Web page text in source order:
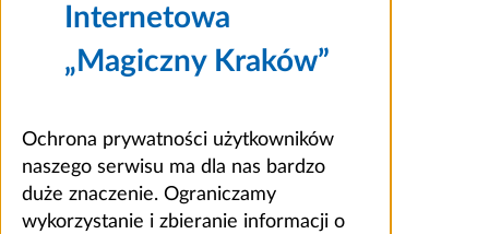
Internetowa
„Magiczny Kraków”
Ochrona prywatności użytkowników
naszego serwisu ma dla nas bardzo
duże znaczenie. Ograniczamy
wykorzystanie i zbieranie informacji o